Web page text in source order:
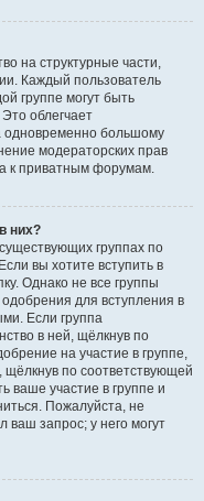
на структурные части,
Каждый пользователь
группе могут быть
облегчает
одновременно большому
модераторских прав
к приватным форумам.
них?
группах по
вы хотите вступить в
Однако не все группы
для вступления в
Если группа
в ней, щёлкнув по
на участие в группе,
по соответствующей
ваше участие в группе и
Пожалуйста, не
ваш запрос; у него могут